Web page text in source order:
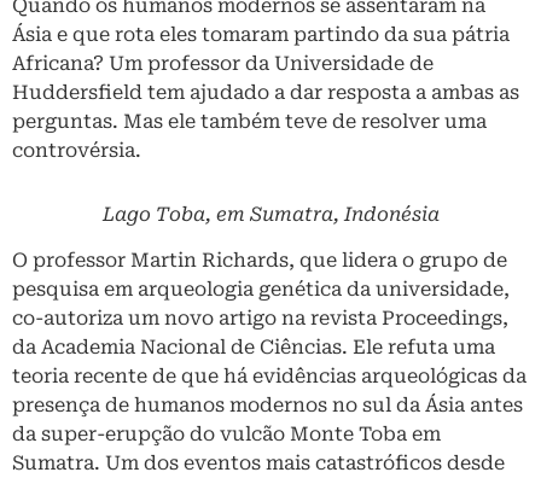
Quando os humanos modernos se assentaram na
Ásia e que rota eles tomaram partindo da sua pátria
Africana? Um professor da Universidade de
Huddersfield tem ajudado a dar resposta a ambas as
perguntas. Mas ele também teve de resolver uma
controvérsia.
Lago Toba, em Sumatra, Indonésia
O professor Martin Richards, que lidera o grupo de
pesquisa em arqueologia genética da universidade,
co-autoriza um novo artigo na revista Proceedings,
da Academia Nacional de Ciências. Ele refuta uma
teoria recente de que há evidências arqueológicas da
presença de humanos modernos no sul da Ásia antes
da super-erupção do vulcão Monte Toba em
Sumatra. Um dos eventos mais catastróficos desde